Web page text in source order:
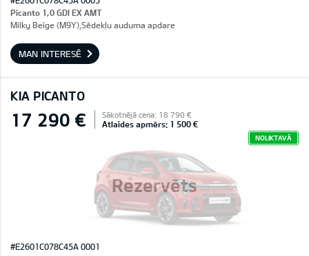
Picanto 1,0 GDI EX AMT
Milky Beige (M9Y),Sēdekļu auduma apdare
MAN INTERESĒ
KIA PICANTO
Rezervēts
17 290 € Sākotnējā cena: 18 790 €
Atlaides apmērs: 1 500 €
NOLIKTAVĀ
#E2601C078C45A 0001